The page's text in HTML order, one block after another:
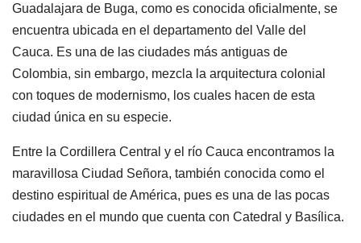
Guadalajara de Buga, como es conocida oficialmente, se
encuentra ubicada en el departamento del Valle del
Cauca. Es una de las ciudades más antiguas de
Colombia, sin embargo, mezcla la arquitectura colonial
con toques de modernismo, los cuales hacen de esta
ciudad única en su especie.
Entre la Cordillera Central y el río Cauca encontramos la
maravillosa Ciudad Señora, también conocida como el
destino espiritual de América, pues es una de las pocas
ciudades en el mundo que cuenta con Catedral y Basílica.